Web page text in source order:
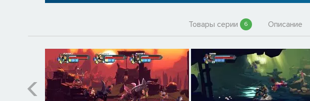
Товары серии 6 Описание